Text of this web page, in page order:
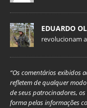
EDUARDO
revolucionam
“Os comentários exibidos
refletem de qualquer
de seus patrocinadores,
forma pelas informações